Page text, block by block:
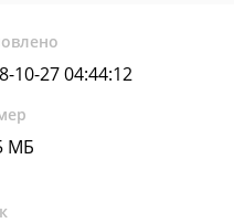
10-27 04:44:12
МБ